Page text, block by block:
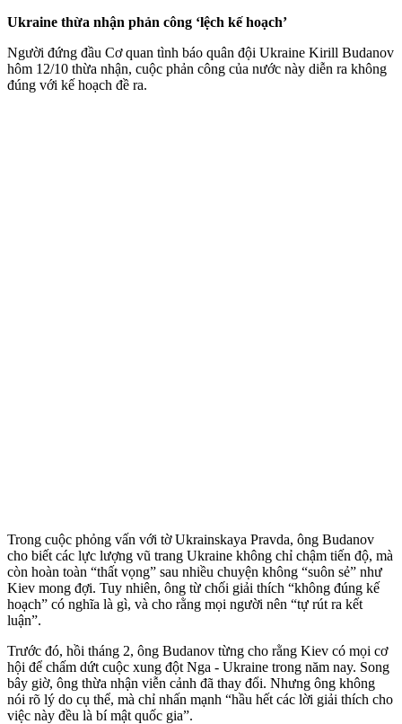
Ukraine thừa nhận phản công ‘lệch kế hoạch’
Người đứng đầu Cơ quan tình báo quân đội Ukraine Kirill Budanov
hôm 12/10 thừa nhận, cuộc phản công của nước này diễn ra không
đúng với kế hoạch đề ra.
Trong cuộc phỏng vấn với tờ Ukrainskaya Pravda, ông Budanov
cho biết các lực lượng vũ trang Ukraine không chỉ chậm tiến độ, mà
còn hoàn toàn “thất vọng” sau nhiều chuyện không “suôn sẻ” như
Kiev mong đợi. Tuy nhiên, ông từ chối giải thích “không đúng kế
hoạch” có nghĩa là gì, và cho rằng mọi người nên “tự rút ra kết
luận”.
Trước đó, hồi tháng 2, ông Budanov từng cho rằng Kiev có mọi cơ
hội để chấm dứt cuộc xung đột Nga - Ukraine trong năm nay. Song
bây giờ, ông thừa nhận viễn cảnh đã thay đổi. Nhưng ông không
nói rõ lý do cụ thể, mà chỉ nhấn mạnh “hầu hết các lời giải thích cho
việc này đều là bí mật quốc gia”.